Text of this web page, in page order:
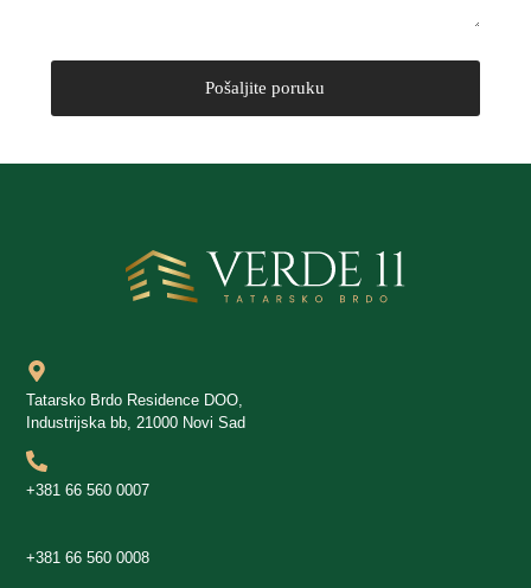
Tatarsko Brdo Residence DOO,
Industrijska bb, 21000 Novi Sad
+381 66 560 0007
+381 66 560 0008